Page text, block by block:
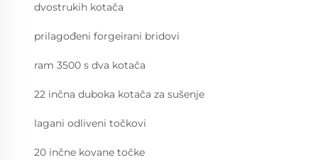
dvostrukih kotača
prilagođeni forgeirani bridovi
ram 3500 s dva kotača
22 inčna duboka kotača za sušenje
lagani odliveni točkovi
20 inčne kovane točke